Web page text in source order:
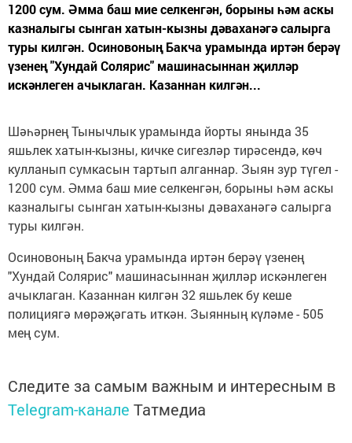
1200 сум. Әмма баш мие селкенгән, борыны һәм аскы
казналыгы сынган хатын-кызны дәваханәгә салырга
туры килгән. Осиновоның Бакча урамында иртән берәү
үзенең "Хундай Солярис" машинасыннан җилләр
искәнлеген ачыклаган. Казаннан килгән...
Шәһәрнең Тынычлык урамында йорты янында 35
яшьлек хатын-кызны, кичке сигезләр тирәсендә, көч
кулланып сумкасын тартып алганнар. Зыян зур түгел -
1200 сум. Әмма баш мие селкенгән, борыны һәм аскы
казналыгы сынган хатын-кызны дәваханәгә салырга
туры килгән.
Осиновоның Бакча урамында иртән берәү үзенең
"Хундай Солярис" машинасыннан җилләр искәнлеген
ачыклаган. Казаннан килгән 32 яшьлек бу кеше
полициягә мөрәҗәгать иткән. Зыянның күләме - 505
мең сум.
Следите за самым важным и интересным в
Telegram-канале Татмедиа